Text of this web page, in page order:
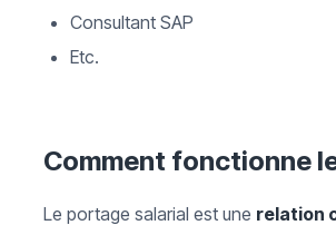
Consultant SAP
Etc.
Comment fonctionne
Le portage salarial est une relation